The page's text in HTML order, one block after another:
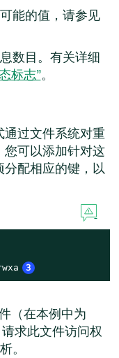
能的值，请参见
数目。有关详细
标志”。
过文件系统对重
可以添加针对这
配相应的键，以
3
（在本例中为
求此文件访问权
。